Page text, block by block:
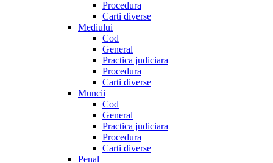
Procedura
Carti diverse
Mediului
Cod
General
Practica judiciara
Procedura
Carti diverse
Muncii
Cod
General
Practica judiciara
Procedura
Carti diverse
Penal